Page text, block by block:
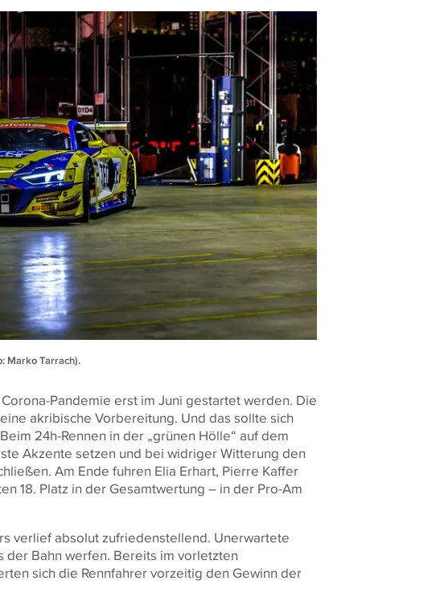
Marko Tarrach).
Pandemie erst im Juni gestartet werden. Die
akribische Vorbereitung. Und das sollte sich
24h-Rennen in der „grünen Hölle“ auf dem
Akzente setzen und bei widriger Witterung den
Am Ende fuhren Elia Erhart, Pierre Kaffer
18. Platz in der Gesamtwertung – in der Pro-Am
verlief absolut zufriedenstellend. Unerwartete
der Bahn werfen. Bereits im vorletzten
sich die Rennfahrer vorzeitig den Gewinn der